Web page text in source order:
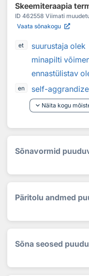
Skeemiteraapia
ID 462558 Viimati
Vaata sõnakogu
et
suurustaja olek
minapilti
ennastülistav
en
self-
keyboard_arrow_down Näita kogu
Sõnavormid
Päritolu andmed
Sõna seosed